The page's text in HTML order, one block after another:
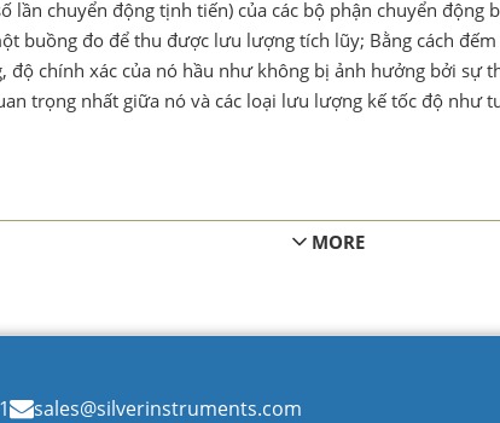
lần chuyển động tịnh tiến) của các bộ phận chuyển động
buồng đo để thu được lưu lượng tích lũy; Bằng cách
độ chính xác của nó hầu như không bị ảnh hưởng bởi sự
trọng nhất giữa nó và các loại lưu lượng kế tốc độ
dương chính
hoặc lưu lượng kế bánh răng hình bầu dục
MORE
sales@silverinstruments.com